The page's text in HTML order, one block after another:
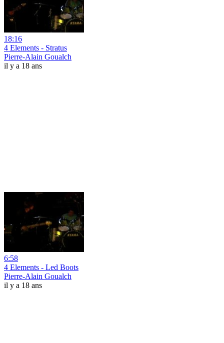
18:16
4 Elements - Stratus
Pierre-Alain Goualch
il y a 18 ans
6:58
4 Elements - Led Boots
Pierre-Alain Goualch
il y a 18 ans